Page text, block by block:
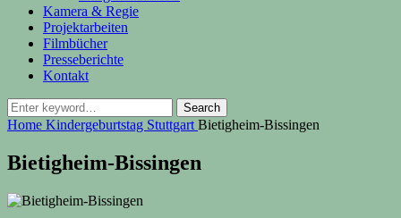
Kamera & Regie
Projektarbeiten
Filmbücher
Presseberichte
Kontakt
Search
for:
Search
Home Kindergeburtstag Stuttgart Bietigheim-Bissingen
Bietigheim-Bissingen